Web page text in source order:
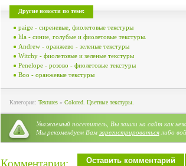
Другие новости по теме:
paige - сиреневые, фиолетовые текстуры
lila - синие, голубые и фиолетовые текстуры.
Andrew - оранжево - зеленые текстуры
Witchy - фиолетовые и зеленые текстуры
Penelope - розово - фиолетовые текстуры
Boo - оранжевые текстуры
Категория: Textures» Colored. Цветные текстуры.
Уважаемый посетитель, Вы зашли на сайт как
Мы рекомендуем Вам зарегистрироватьсялибо
Комментарии: Оставить комментарий